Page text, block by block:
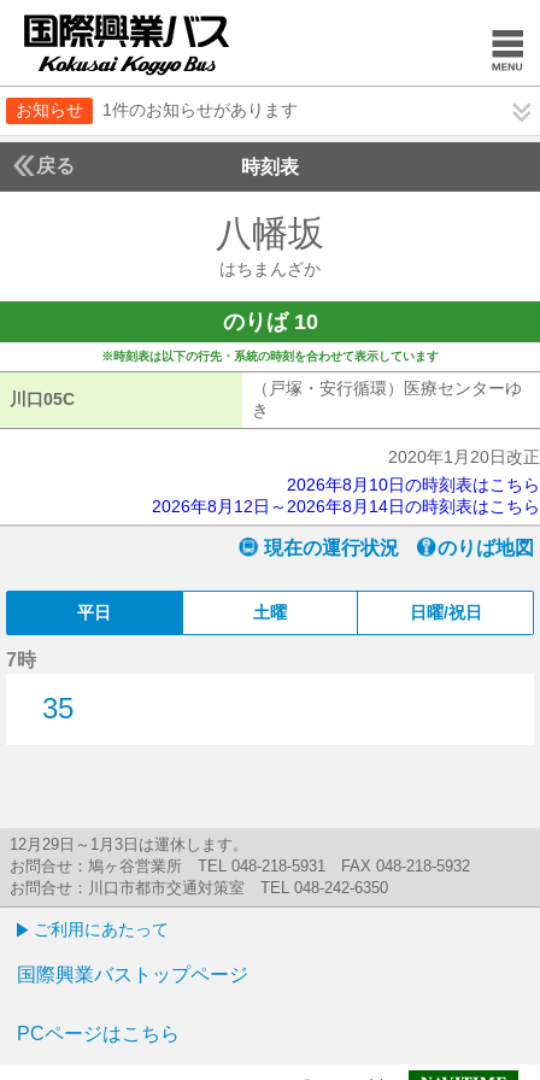
お知らせ 1件のお知らせがあります
戻る 時刻表
八幡坂
はちまんざか
のりば 10
※時刻表は以下の行先・系統の時刻を合わせて表示しています
川口05C
（戸塚・安行循環）医療センターゆ
き
2020年1月20日改正
2026年8月10日の時刻表はこちら
2026年8月12日～2026年8月14日の時刻表はこちら
現在の運行状況 のりば地図
平日 土曜 日曜/祝日
7時
35
12月29日～1月3日は運休します。
お問合せ：鳩ヶ谷営業所 TEL 048-218-5931 FAX 048-218-5932
お問合せ：川口市都市交通対策室 TEL 048-242-6350
ご利用にあたって
国際興業バストップページ
PCページはこちら